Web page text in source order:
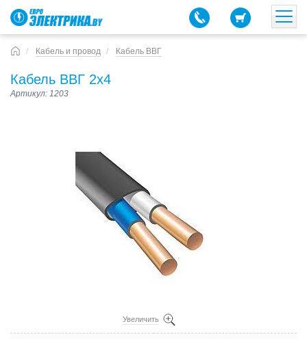
Кабель и провод Кабель ВВГ
Кабель ВВГ 2х4
Артикул: 1203
Увеличить